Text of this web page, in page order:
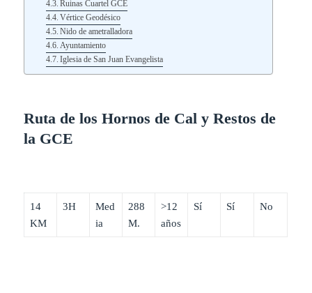
Ruinas Cuartel GCE
Vértice Geodésico
Nido de ametralladora
Ayuntamiento
Iglesia de San Juan Evangelista
Ruta de los Hornos de Cal y Restos de
la GCE
14
KM
3H
Med
ia
288
M.
>12
años
Sí Sí No